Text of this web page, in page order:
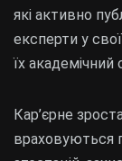
які активно
експерти у
їх академічний
Кар’єрне
враховуються